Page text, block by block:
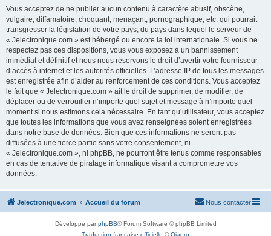
Vous acceptez de ne publier aucun contenu à caractère abusif, obscène,
vulgaire, diffamatoire, choquant, menaçant, pornographique, etc. qui pourrait
transgresser la législation de votre pays, du pays dans lequel le serveur de
« Jelectronique.com » est hébergé ou encore la loi internationale. Si vous ne
respectez pas ces dispositions, vous vous exposez à un bannissement
immédiat et définitif et nous nous réservons le droit d’avertir votre fournisseur
d’accès à internet et les autorités officielles. L’adresse IP de tous les messages
est enregistrée afin d’aider au renforcement de ces conditions. Vous acceptez
le fait que « Jelectronique.com » ait le droit de supprimer, de modifier, de
déplacer ou de verrouiller n’importe quel sujet et message à n’importe quel
moment si nous estimons cela nécessaire. En tant qu’utilisateur, vous acceptez
que toutes les informations que vous avez renseignées soient enregistrées
dans notre base de données. Bien que ces informations ne seront pas
diffusées à une tierce partie sans votre consentement, ni
« Jelectronique.com », ni phpBB, ne pourront être tenus comme responsables
en cas de tentative de piratage informatique visant à compromettre vos
données.
Jelectronique.com Accueil du forum Nous contacter
Développé parphpBB® Forum Software © phpBB Limited
Traduction française officielle ©Qiaeru